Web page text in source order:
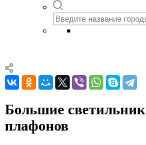
Большие
плафонов